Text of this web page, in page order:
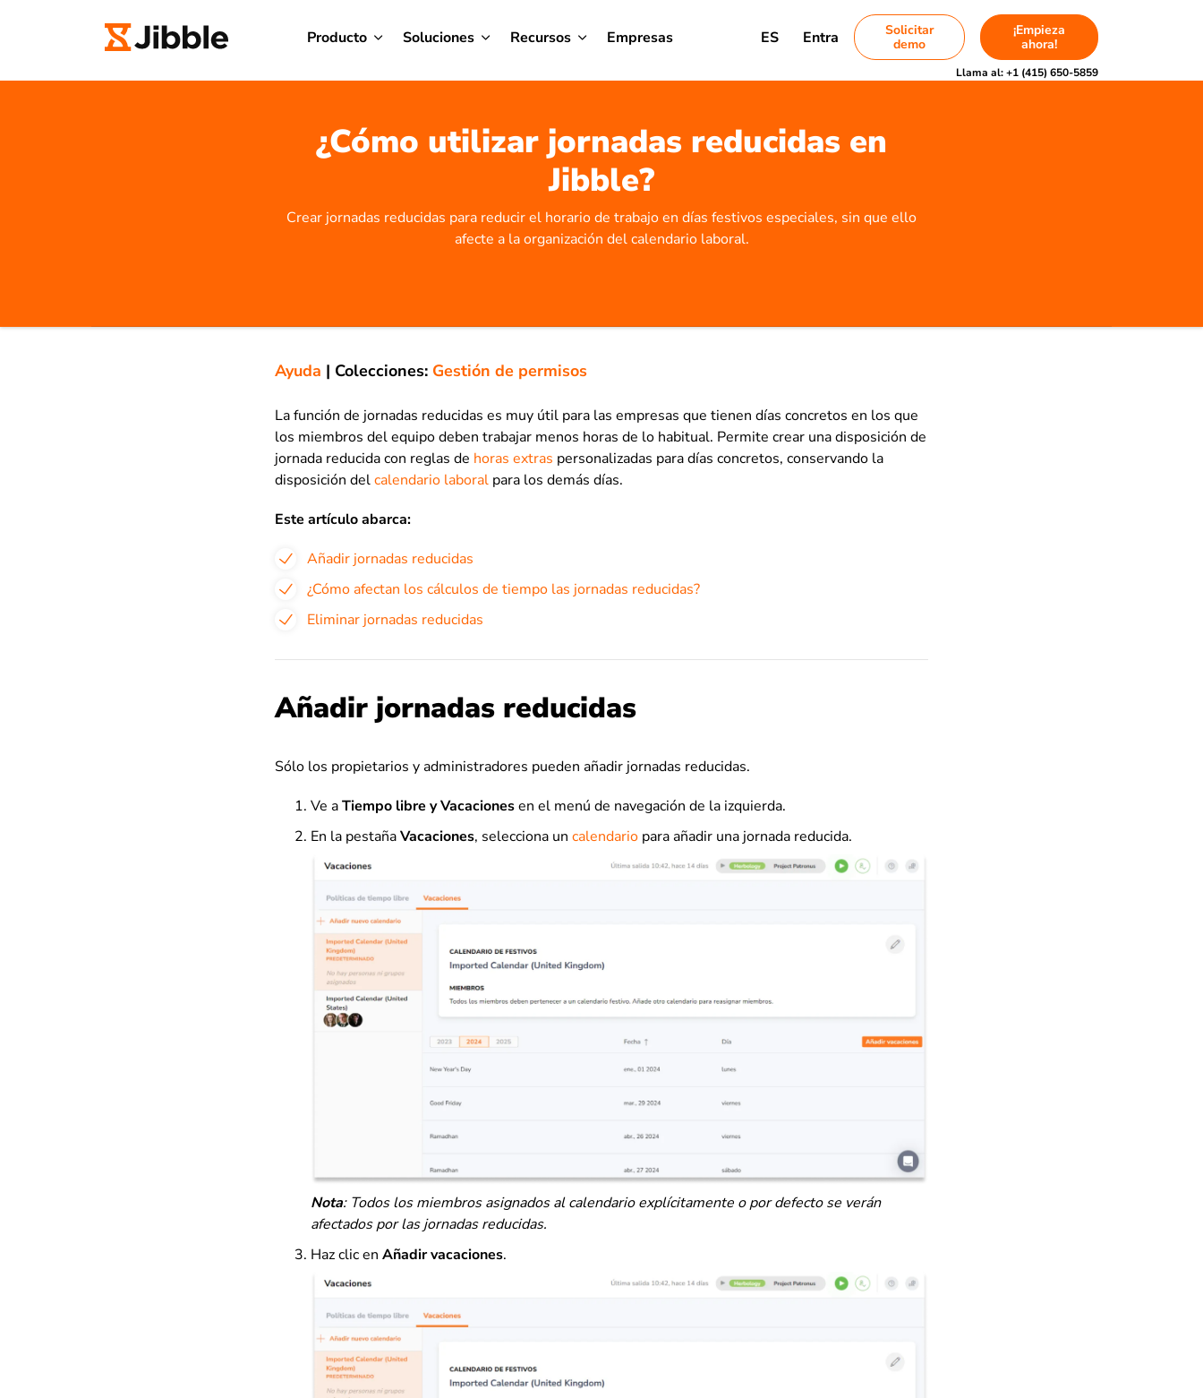
Producto Soluciones Recursos Empresas ES Entra
Solicitar
demo
¡Empieza
ahora!
Llama al:+1 (415) 650-5859
¿Cómo utilizar jornadas reducidas en
Jibble?
Crear jornadas reducidas para reducir el horario de trabajo en días festivos especiales, sin que ello
afecte a la organización del calendario laboral.
Ayuda | Colecciones: Gestión de permisos
La función de jornadas reducidas es muy útil para las empresas que tienen días concretos en los que
los miembros del equipo deben trabajar menos horas de lo habitual. Permite crear una disposición de
jornada reducida con reglas de horas extras personalizadas para días concretos, conservando la
disposición delcalendario laboral para los demás días.
Este artículo abarca:
Añadir jornadas reducidas
¿Cómo afectan los cálculos de tiempo las jornadas reducidas?
Eliminar jornadas reducidas
Añadir jornadas reducidas
Sólo los propietarios y administradores pueden añadir jornadas reducidas.
Ve aTiempo libre yVacacionesen el menú de navegación de la izquierda.
En la pestañaVacaciones, selecciona un calendario para añadir una jornada reducida.
Nota: Todos los miembros asignados al calendario explícitamente o por defecto se verán
afectados por las jornadas reducidas.
Haz clic en Añadir vacaciones.